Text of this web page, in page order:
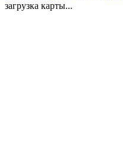
загрузка карты...